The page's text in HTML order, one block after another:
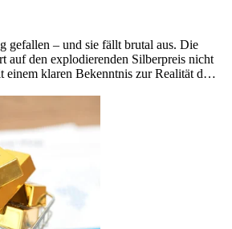
gefallen – und sie fällt brutal aus. Die
auf den explodierenden Silberpreis nicht
einem klaren Bekenntnis zur Realität d…